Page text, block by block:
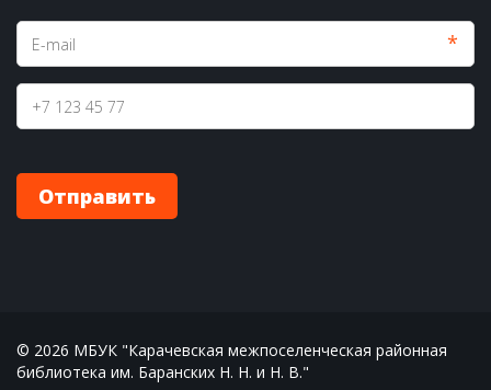
*
Отправить
© 2026 МБУК "Карачевская межпоселенческая районная
библиотека им. Баранских Н. Н. и Н. В."